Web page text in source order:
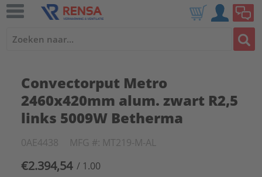
Convectorput Metro
2460x420mm alum. zwart R2,5
links 5009W Betherma
0AE4438 MFG #: MT219-M-AL
€2.394,54 / 1.00